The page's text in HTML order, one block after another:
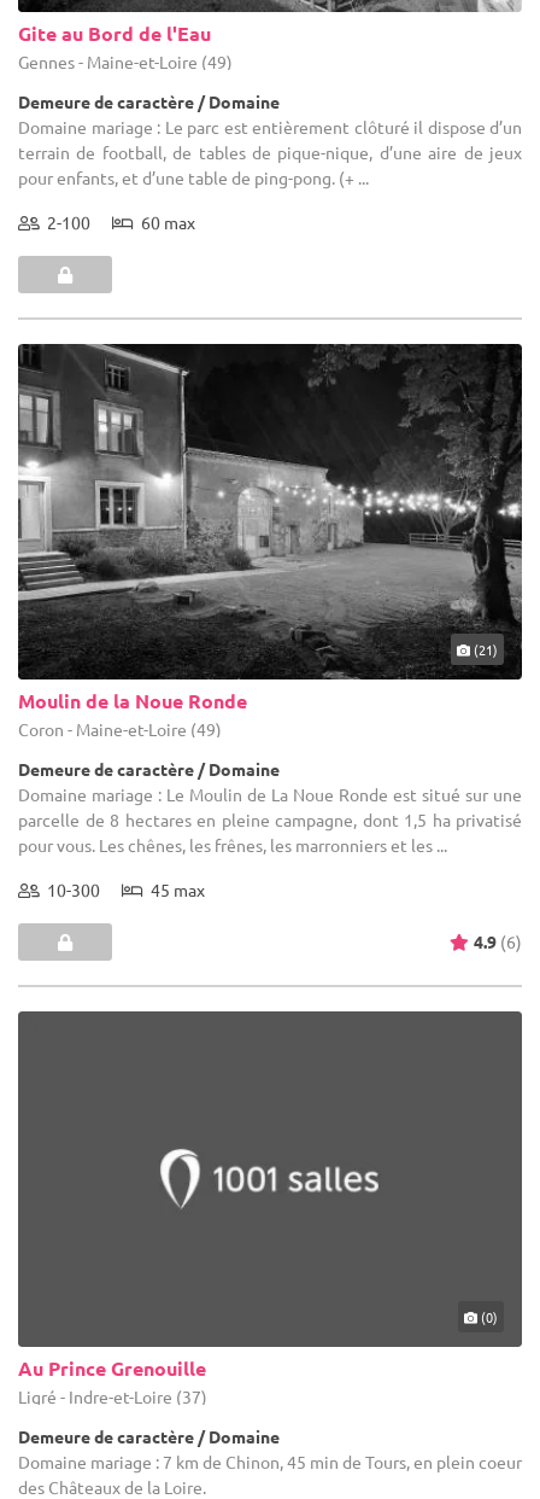
Gite au Bord de l'Eau
Gennes - Maine-et-Loire (49)
Demeure de caractère / Domaine
Domaine mariage : Le parc est entièrement clôturé il dispose d’un
terrain de football, de tables de pique-nique, d’une aire de jeux
pour enfants, et d’une table de ping-pong. (+ ...
2-100 60 max
(21)
Moulin de la Noue Ronde
Coron - Maine-et-Loire (49)
Demeure de caractère / Domaine
Domaine mariage : Le Moulin de La Noue Ronde est situé sur une
parcelle de 8 hectares en pleine campagne, dont 1,5 ha privatisé
pour vous. Les chênes, les frênes, les marronniers et les ...
10-300 45 max
4.9 (6)
(0)
Au Prince Grenouille
Ligré - Indre-et-Loire (37)
Demeure de caractère / Domaine
Domaine mariage : 7 km de Chinon, 45 min de Tours, en plein coeur
des Châteaux de la Loire.